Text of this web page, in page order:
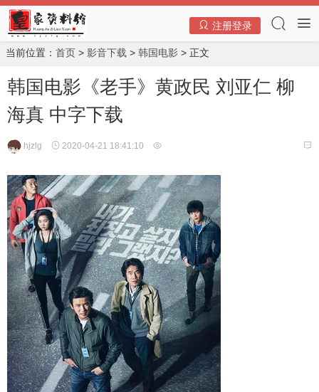
注册登录
当前位置： 首页 > 影音下载 > 韩国电影 > 正文
韩国电影《老手》黄政民 刘亚仁 柳
海真 中字下载
hjzlg 2020-04-21 18:41:10